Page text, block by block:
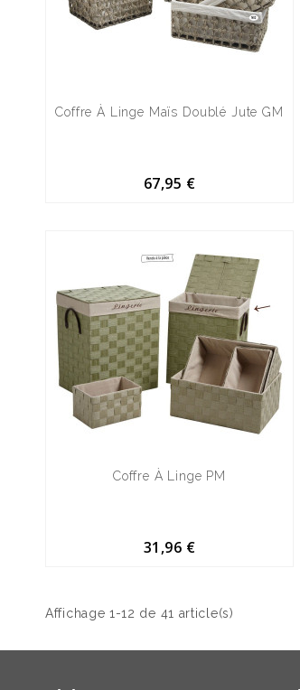
Coffre À Linge Maïs Doublé Jute GM
67,95 €
Coffre À Linge PM
31,96 €
Affichage 1-12 de 41 article(s)